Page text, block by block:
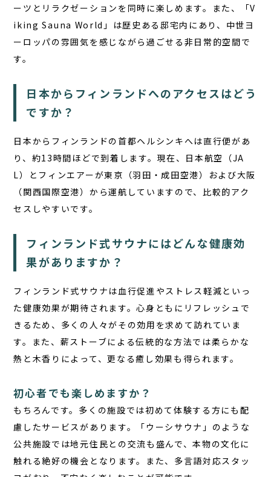
ーツとリラクゼーションを同時に楽しめます。また、「V
iking Sauna World」は歴史ある邸宅内にあり、中世ヨ
ーロッパの雰囲気を感じながら過ごせる非日常的空間で
す。
日本からフィンランドへのアクセスはどう
ですか？
日本からフィンランドの首都ヘルシンキへは直行便があ
り、約13時間ほどで到着します。現在、日本航空（JA
L）とフィンエアーが東京（羽田・成田空港）および大阪
（関西国際空港）から運航していますので、比較的アク
セスしやすいです。
フィンランド式サウナにはどんな健康効
果がありますか？
フィンランド式サウナは血行促進やストレス軽減といっ
た健康効果が期待されます。心身ともにリフレッシュで
きるため、多くの人々がその効用を求めて訪れていま
す。また、薪ストーブによる伝統的な方法では柔らかな
熱と木香りによって、更なる癒し効果も得られます。
初心者でも楽しめますか？
もちろんです。多くの施設では初めて体験する方にも配
慮したサービスがあります。「ウーシサウナ」のような
公共施設では地元住民との交流も盛んで、本物の文化に
触れる絶好の機会となります。また、多言語対応スタッ